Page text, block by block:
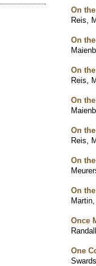
On
Reis,
On
On
Reis,
On
On
Reis,
On
On
Once
One